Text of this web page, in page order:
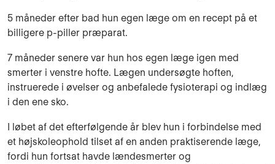
5 måneder efter bad hun egen læge om en recept på et
billigere p-piller præparat.
7 måneder senere var hun hos egen læge igen med
smerter i venstre hofte. Lægen undersøgte hoften,
instruerede i øvelser og anbefalede fysioterapi og indlæg
i den ene sko.
I løbet af det efterfølgende år blev hun i forbindelse med
et højskoleophold tilset af en anden praktiserende læge,
fordi hun fortsat havde lændesmerter og